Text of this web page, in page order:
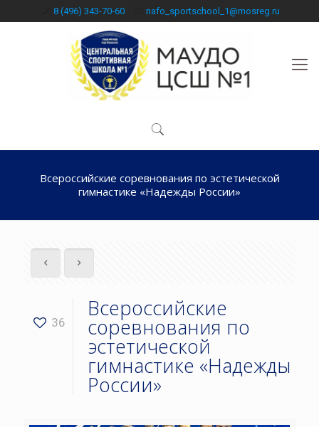
8 (496) 343-70-60 nafo_sportschool_1@mosreg.ru
Всероссийские соревнования по эстетической
гимнастике «Надежды России»
36
Всероссийские
соревнования по
эстетической
гимнастике «Надежды
России»